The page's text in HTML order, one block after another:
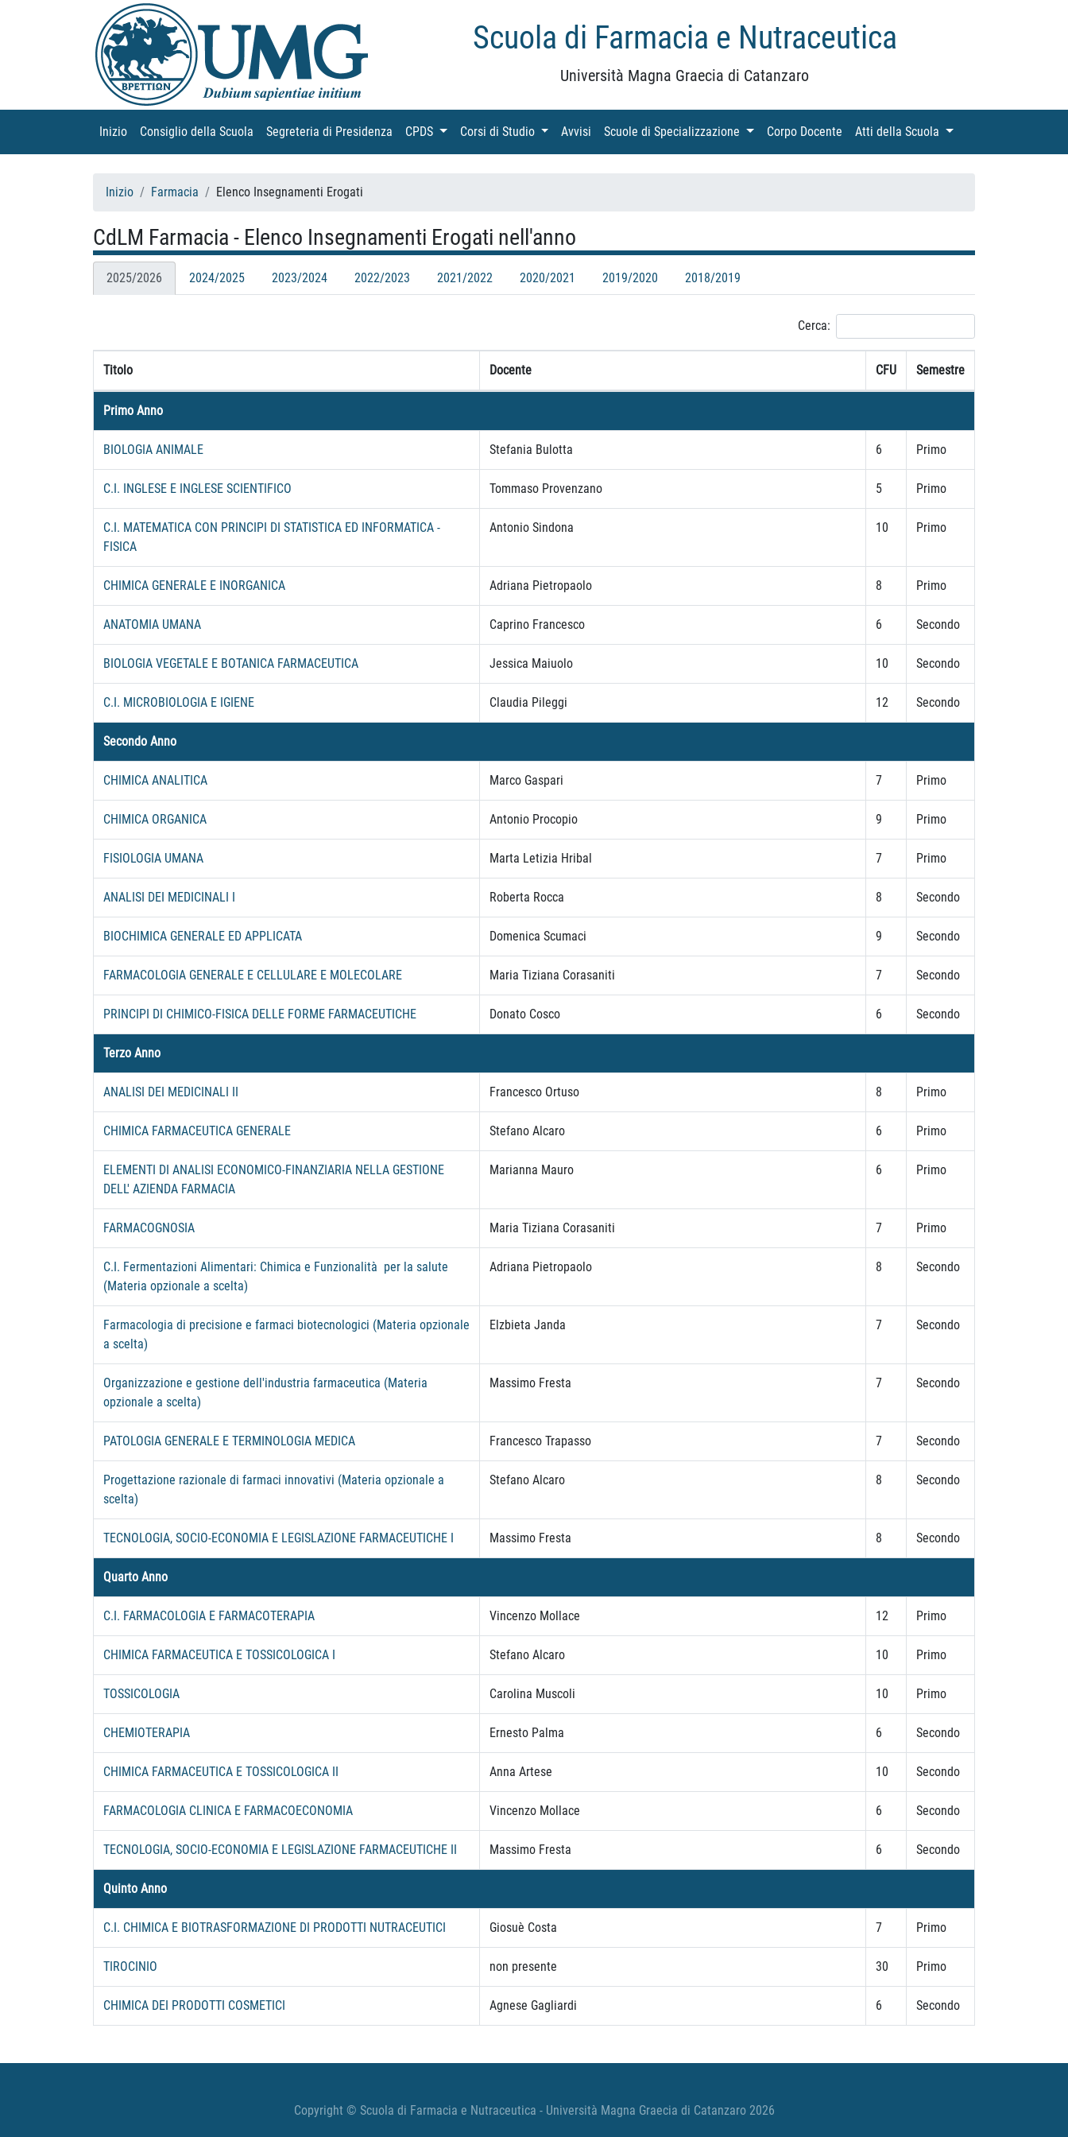
Scuola di Farmacia e Nutraceutica
Università Magna Graecia di Catanzaro
Inizio (current)
Consiglio della Scuola (current)
Segreteria di Presidenza (current)
CPDS (current)Corsi di Studio (current)
Avvisi (current)
Scuole di Specializzazione (current)Corpo Docente (current)
Atti della Scuola (current)
Inizio Farmacia Elenco Insegnamenti Erogati
CdLM Farmacia - Elenco Insegnamenti Erogati nell'anno
2025/2026 2024/2025 2023/2024 2022/2023 2021/2022 2020/2021 2019/2020 2018/2019
Cerca:
Titolo Docente CFU Semestre
Primo Anno
BIOLOGIA ANIMALE Stefania Bulotta 6 Primo
C.I. INGLESE E INGLESE SCIENTIFICO Tommaso Provenzano 5 Primo
C.I. MATEMATICA CON PRINCIPI DI STATISTICA ED INFORMATICA -
FISICA
Antonio Sindona 10 Primo
CHIMICA GENERALE E INORGANICA Adriana Pietropaolo 8 Primo
ANATOMIA UMANA Caprino Francesco 6 Secondo
BIOLOGIA VEGETALE E BOTANICA FARMACEUTICA Jessica Maiuolo 10 Secondo
C.I. MICROBIOLOGIA E IGIENE Claudia Pileggi 12 Secondo
Secondo Anno
CHIMICA ANALITICA Marco Gaspari 7 Primo
CHIMICA ORGANICA Antonio Procopio 9 Primo
FISIOLOGIA UMANA Marta Letizia Hribal 7 Primo
ANALISI DEI MEDICINALI I Roberta Rocca 8 Secondo
BIOCHIMICA GENERALE ED APPLICATA Domenica Scumaci 9 Secondo
FARMACOLOGIA GENERALE E CELLULARE E MOLECOLARE Maria Tiziana Corasaniti 7 Secondo
PRINCIPI DI CHIMICO-FISICA DELLE FORME FARMACEUTICHE Donato Cosco 6 Secondo
Terzo Anno
ANALISI DEI MEDICINALI II Francesco Ortuso 8 Primo
CHIMICA FARMACEUTICA GENERALE Stefano Alcaro 6 Primo
ELEMENTI DI ANALISI ECONOMICO-FINANZIARIA NELLA GESTIONE
DELL' AZIENDA FARMACIA
Marianna Mauro 6 Primo
FARMACOGNOSIA Maria Tiziana Corasaniti 7 Primo
C.I. Fermentazioni Alimentari: Chimica e Funzionalità per la salute
(Materia opzionale a scelta)
Adriana Pietropaolo 8 Secondo
Farmacologia di precisione e farmaci biotecnologici (Materia opzionale
a scelta)
Elzbieta Janda 7 Secondo
Organizzazione e gestione dell'industria farmaceutica (Materia
opzionale a scelta)
Massimo Fresta 7 Secondo
PATOLOGIA GENERALE E TERMINOLOGIA MEDICA Francesco Trapasso 7 Secondo
Progettazione razionale di farmaci innovativi (Materia opzionale a
scelta)
Stefano Alcaro 8 Secondo
TECNOLOGIA, SOCIO-ECONOMIA E LEGISLAZIONE FARMACEUTICHE I Massimo Fresta 8 Secondo
Quarto Anno
C.I. FARMACOLOGIA E FARMACOTERAPIA Vincenzo Mollace 12 Primo
CHIMICA FARMACEUTICA E TOSSICOLOGICA I Stefano Alcaro 10 Primo
TOSSICOLOGIA Carolina Muscoli 10 Primo
CHEMIOTERAPIA Ernesto Palma 6 Secondo
CHIMICA FARMACEUTICA E TOSSICOLOGICA II Anna Artese 10 Secondo
FARMACOLOGIA CLINICA E FARMACOECONOMIA Vincenzo Mollace 6 Secondo
TECNOLOGIA, SOCIO-ECONOMIA E LEGISLAZIONE FARMACEUTICHE II Massimo Fresta 6 Secondo
Quinto Anno
C.I. CHIMICA E BIOTRASFORMAZIONE DI PRODOTTI NUTRACEUTICI Giosuè Costa 7 Primo
TIROCINIO non presente 30 Primo
CHIMICA DEI PRODOTTI COSMETICI Agnese Gagliardi 6 Secondo
Copyright © Scuola di Farmacia e Nutraceutica - Università Magna Graecia di Catanzaro 2026